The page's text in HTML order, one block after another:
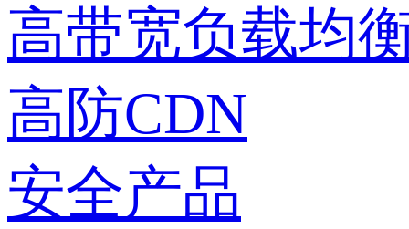
高带宽负载均
高防CDN
安全产品